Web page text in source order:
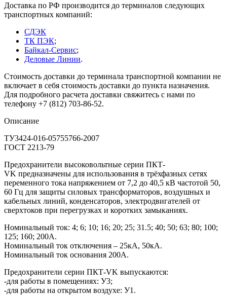
Доставка по РФ производится до терминалов следующих
транспортных компаний:
СДЭК
ТК ПЭК;
Байкал-Сервис;
Деловые Линии.
Стоимость доставки до терминала транспортной компании не
включает в себя стоимость доставки до пункта назначения.
Для подробного расчета доставки свяжитесь с нами по
телефону +7 (812) 703-86-52.
Описание
ТУ3424-016-05755766-2007
ГОСТ 2213-79
Предохранители высоковольтные серии ПКТ-
VK предназначены для использования в трёхфазных сетях
переменного тока напряжением от 7,2 до 40,5 кВ частотой 50,
60 Гц для защиты силовых трансформаторов, воздушных и
кабельных линий, конденсаторов, электродвигателей от
сверхтоков при перегрузках и коротких замыканиях.
Номинальный ток: 4; 6; 10; 16; 20; 25; 31.5; 40; 50; 63; 80; 100;
125; 160; 200А.
Номинальный ток отключения – 25кА, 50кА.
Номинальный ток основания 200А.
Предохранители серии ПКТ-VK выпускаются:
-для работы в помещениях: У3;
-для работы на открытом воздухе: У1.